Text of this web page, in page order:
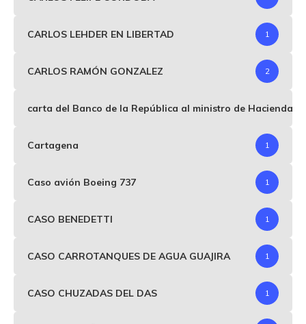
CARLOS LEHDER EN LIBERTAD 1
CARLOS RAMÓN GONZALEZ 2
carta del Banco de la República al ministro de Hacienda
Cartagena 1
Caso avión Boeing 737 1
CASO BENEDETTI 1
CASO CARROTANQUES DE AGUA GUAJIRA 1
CASO CHUZADAS DEL DAS 1